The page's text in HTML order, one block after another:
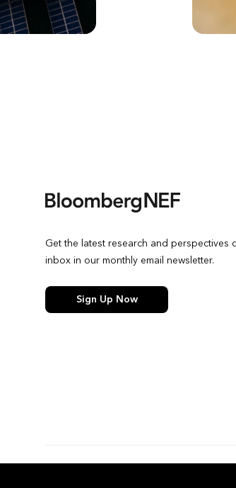
Get the latest research and perspectives
inbox in our monthly email newsletter.
Sign Up Now